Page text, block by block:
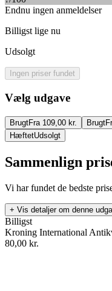
Endnu ingen anmeldelser
Billigst lige nu
Udsolgt
Ingen priser fundet
Vælg udgave
BrugtFra 109,00 kr. Brugt
HæftetUdsolgt
Sammenlign
Vi har fundet de bedste
+ Vis detaljer om denne
Billigst
Kroning International
80,00 kr.